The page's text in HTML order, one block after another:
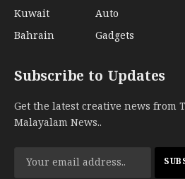
Kuwait
Bahrain
Auto
Gadgets
Subscribe to Updates
Get the latest creative news from
Malayalam News..